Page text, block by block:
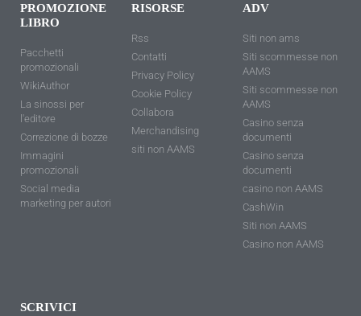
PROMOZIONE
LIBRO
Pacchetti
promozionali
WikiAuthor
La sinossi per
l'editore
Correzione di bozze
Immagini
promozionali
Social media
marketing per autori
RISORSE
Rss
Contatti
Privacy Policy
Cookie Policy
Collabora
Merchandising
siti non AAMS
ADV
Siti non ams
Siti scommesse non
AAMS
Siti scommesse non
AAMS
Casino senza
documenti
Casino senza
documenti
casino non AAMS
CashWin
Siti non AAMS
Casino non AAMS
SCRIVICI